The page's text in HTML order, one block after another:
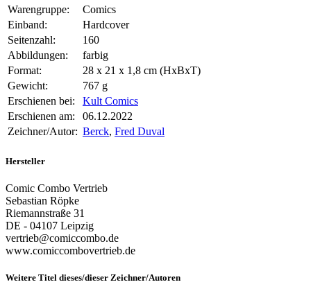
Warengruppe:
Comics
Einband:
Hardcover
Seitenzahl:
160
Abbildungen:
farbig
Format:
28 x 21 x 1,8 cm (HxBxT)
Gewicht:
767 g
Erschienen bei:
Kult Comics
Erschienen am:
06.12.2022
Zeichner/Autor: Berck, Fred Duval
Hersteller
Comic Combo Vertrieb
Sebastian Röpke
Riemannstraße 31
DE - 04107 Leipzig
vertrieb@comiccombo.de
www.comiccombovertrieb.de
Weitere Titel dieses/dieser Zeichner/Autoren